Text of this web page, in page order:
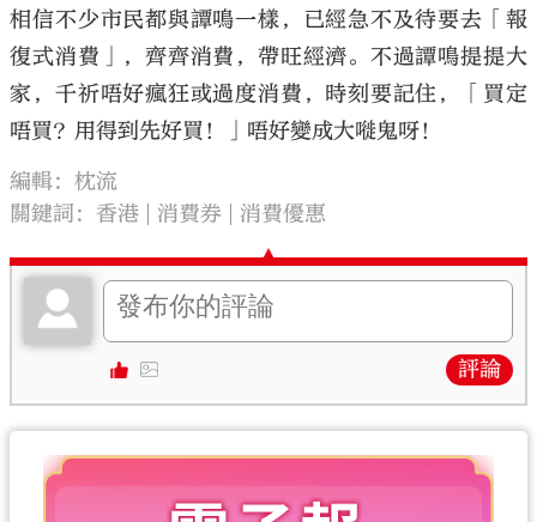
相信不少市民都與譚鳴一樣，已經急不及待要去「報
復式消費」，齊齊消費，帶旺經濟。不過譚鳴提提大
家，千祈唔好瘋狂或過度消費，時刻要記住，「買定
唔買？用得到先好買！」唔好變成大嘥鬼呀！
編輯：枕流
關鍵詞： 香港 消費券 消費優惠
評論